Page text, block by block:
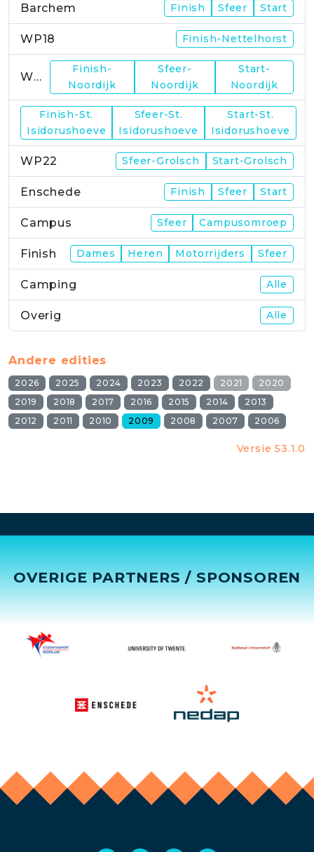
Barchem Finish Sfeer Start
WP18 Finish-Nettelhorst
WP19
Finish-
Noordijk
Sfeer-
Noordijk
Start-
Noordijk
Finish-St.
Isidorushoeve
Sfeer-St.
Isidorushoeve
Start-St.
Isidorushoeve
WP22 Sfeer-Grolsch Start-Grolsch
Enschede Finish Sfeer Start
Campus Sfeer Campusomroep
Finish Dames Heren Motorrijders Sfeer
Camping Alle
Overig Alle
Andere edities
2026 2025 2024 2023 2022 2021
2020
2019
2018 2017 2016 2015 2014
2013
2012
2011 2010 2009 2008 2007 2006
Versie 53.1.0
OVERIGE PARTNERS / SPONSOREN